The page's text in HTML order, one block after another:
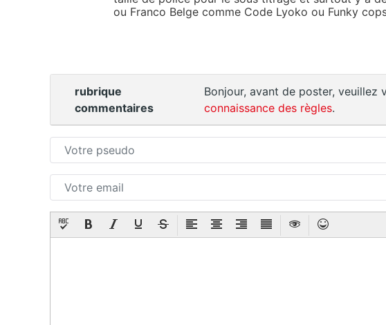
ou Franco Belge comme Code Lyoko ou Funky
rubrique
commentaires
Bonjour, avant de poster, veuillez
connaissance des règles.